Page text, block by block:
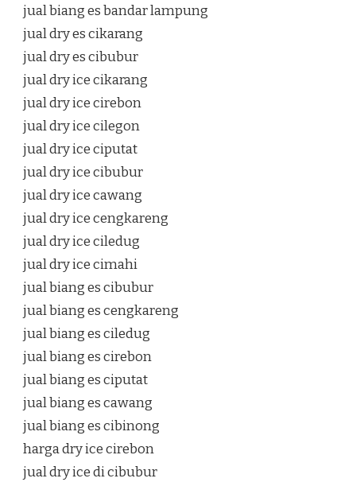
jual biang es bandar lampung
jual dry es cikarang
jual dry es cibubur
jual dry ice cikarang
jual dry ice cirebon
jual dry ice cilegon
jual dry ice ciputat
jual dry ice cibubur
jual dry ice cawang
jual dry ice cengkareng
jual dry ice ciledug
jual dry ice cimahi
jual biang es cibubur
jual biang es cengkareng
jual biang es ciledug
jual biang es cirebon
jual biang es ciputat
jual biang es cawang
jual biang es cibinong
harga dry ice cirebon
jual dry ice di cibubur